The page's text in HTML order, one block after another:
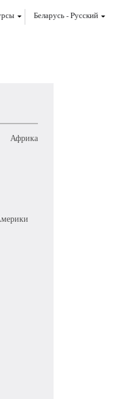
Беларусь-Pусский
Африка